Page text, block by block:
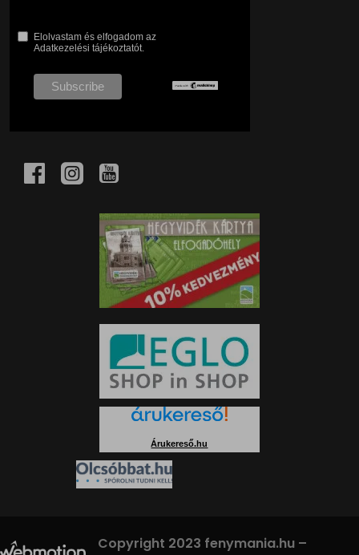
Elolvastam és elfogadom az
Adatkezelési tájékoztatót.
Árukereső.hu
Copyright 2023 fenymania.hu –